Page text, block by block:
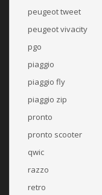
peugeot tweet
peugeot vivacity
pgo
piaggio
piaggio fly
piaggio zip
pronto
pronto scooter
qwic
razzo
retro